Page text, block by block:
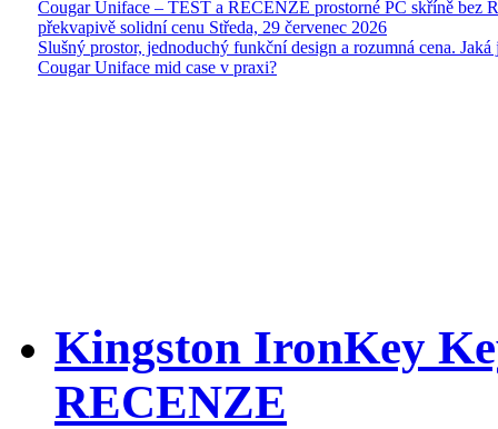
Cougar Uniface – TEST a RECENZE prostorné PC skříně bez
překvapivě solidní cenu Středa, 29 červenec 2026
Slušný prostor, jednoduchý funkční design a rozumná cena. Jaká
Cougar Uniface mid case v praxi?
Kingston IronKey
RECENZE